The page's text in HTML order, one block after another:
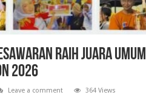
RAIH JUARA UMUM
2026
Leave a comment 364 Views